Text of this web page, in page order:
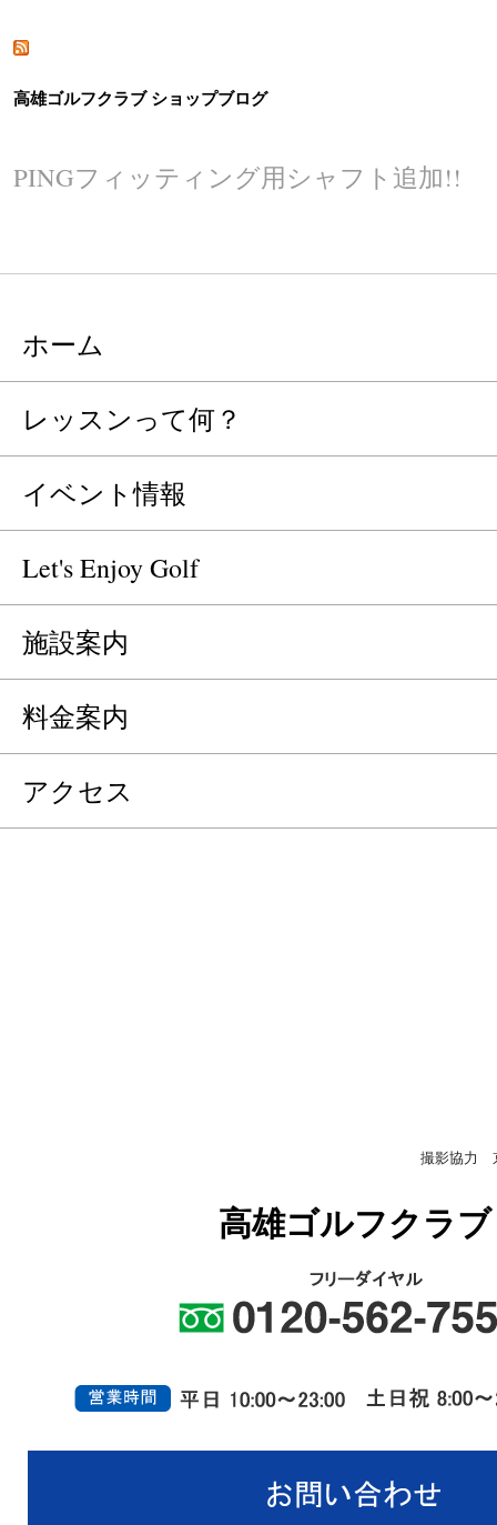
高雄ゴルフクラブ ショップブログ
PINGフィッティング用シャフト追加!!
ホーム
レッスンって何？
イベント情報
Let's Enjoy Golf
施設案内
料金案内
アクセス
撮影協力
高雄ゴルフクラブ